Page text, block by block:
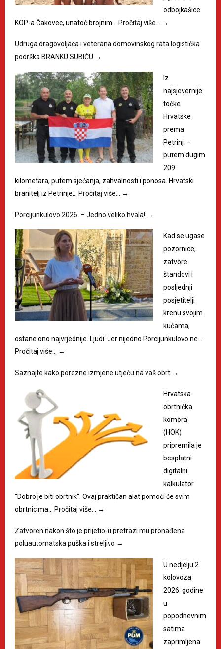
odbojkašice
KOP-a Čakovec, unatoč brojnim… Pročitaj više… →
Udruga dragovoljaca i veterana domovinskog rata logistička
podrška BRANKU SUBIĆU →
Iz
najsjevernije
točke
Hrvatske
prema
Petrinji –
putem dugim
209
kilometara, putem sjećanja, zahvalnosti i ponosa. Hrvatski
branitelj iz Petrinje… Pročitaj više… →
Porcijunkulovo 2026. – Jedno veliko hvala! →
Kad se ugase
pozornice,
zatvore
štandovi i
posljednji
posjetitelji
krenu svojim
kućama,
ostane ono najvrjednije. Ljudi. Jer nijedno Porcijunkulovo ne…
Pročitaj više…
→
Saznajte kako porezne izmjene utječu na vaš obrt →
Hrvatska
obrtnička
komora
(HOK)
pripremila je
besplatni
digitalni
kalkulator
"Dobro je biti obrtnik". Ovaj praktičan alat pomoći će svim
obrtnicima… Pročitaj više… →
Zatvoren nakon što je prijetio-u pretrazi mu pronađena
poluautomatska puška i streljivo →
U nedjelju 2.
kolovoza
2026. godine
u
popodnevnim
satima
zaprimljena